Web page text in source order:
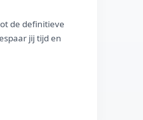
de definitieve
jij tijd en